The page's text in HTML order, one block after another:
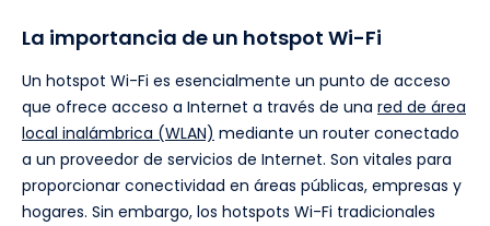
La importancia de un hotspot Wi-Fi
Un hotspot Wi-Fi es esencialmente un punto de acceso
que ofrece acceso a Internet a través de una red de área
local inalámbrica (WLAN) mediante un router conectado
a un proveedor de servicios de Internet. Son vitales para
proporcionar conectividad en áreas públicas, empresas y
hogares. Sin embargo, los hotspots Wi-Fi tradicionales